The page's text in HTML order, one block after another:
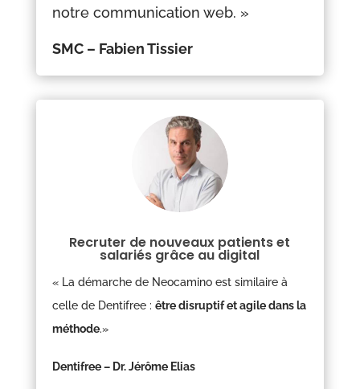
notre communication web. »
SMC – Fabien Tissier
Recruter de nouveaux patients et
salariés grâce au digital
« La démarche de Neocamino est similaire à
celle de Dentifree : être disruptif et agile dans la
méthode.»
Dentifree – Dr. Jérôme Elias